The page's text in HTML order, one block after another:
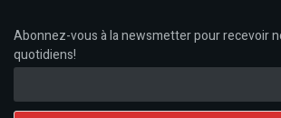
Abonnez-vous à la newsmetter pour recevoir
quotidiens!